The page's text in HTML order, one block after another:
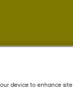
device to enhance site